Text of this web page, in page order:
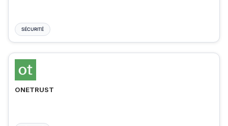
SÉCURITÉ
ONETRUST